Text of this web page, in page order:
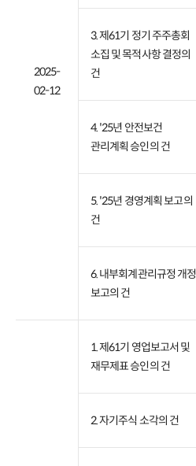
2025-
02-12
3. 제61기 정기 주주총회
소집 및 목적사항 결정의
건
4. '25년 안전보건
관리계획 승인의 건
5. '25년 경영계획 보고의
건
6. 내부회계관리규정 개정
보고의 건
1. 제61기 영업보고서 및
재무제표 승인의 건
2. 자기주식 소각의 건